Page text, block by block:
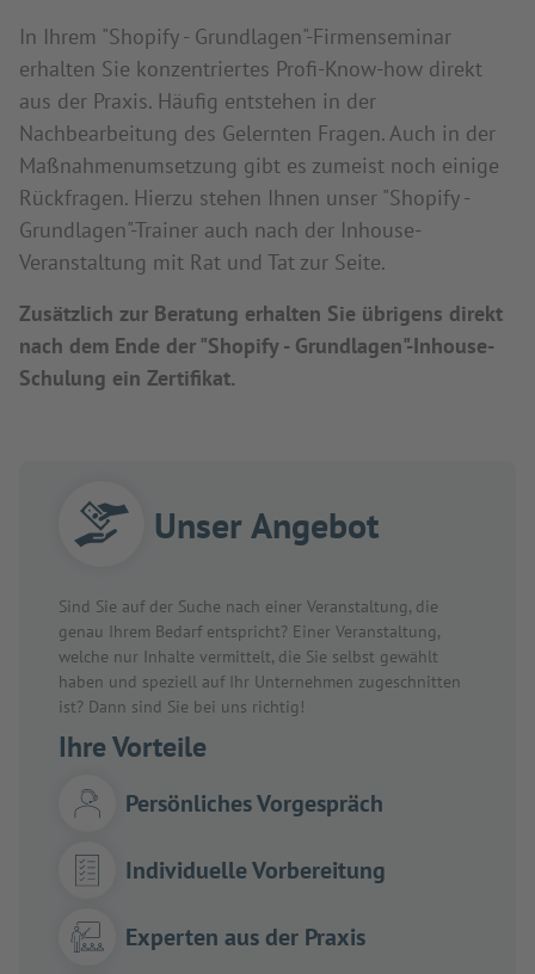
In Ihrem "Shopify - Grundlagen"-Firmenseminar
erhalten Sie konzentriertes Profi-Know-how direkt
aus der Praxis. Häufig entstehen in der
Nachbearbeitung des Gelernten Fragen. Auch in der
Maßnahmenumsetzung gibt es zumeist noch einige
Rückfragen. Hierzu stehen Ihnen unser "Shopify -
Grundlagen"-Trainer auch nach der Inhouse-
Veranstaltung mit Rat und Tat zur Seite.
Zusätzlich zur Beratung erhalten Sie übrigens direkt
nach dem Ende der "Shopify - Grundlagen"-Inhouse-
Schulung ein Zertifikat.
Unser Angebot
Sind Sie auf der Suche nach einer Veranstaltung, die
genau Ihrem Bedarf entspricht? Einer Veranstaltung,
welche nur Inhalte vermittelt, die Sie selbst gewählt
haben und speziell auf Ihr Unternehmen zugeschnitten
ist? Dann sind Sie bei uns richtig!
Ihre Vorteile
Persönliches Vorgespräch
Individuelle Vorbereitung
Experten aus der Praxis